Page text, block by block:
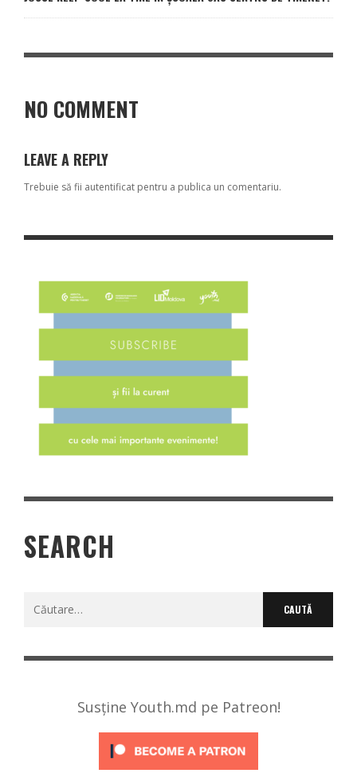
NO COMMENT
LEAVE A REPLY
Trebuie să fii autentificat pentru a publica un comentariu.
SEARCH
Caută
Susține Youth.md pe Patreon!